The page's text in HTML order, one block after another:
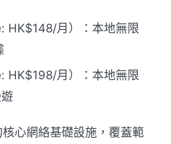
HK$148/月）：本地無限
HK$198/月）：本地無限
心網絡基礎設施，覆蓋範